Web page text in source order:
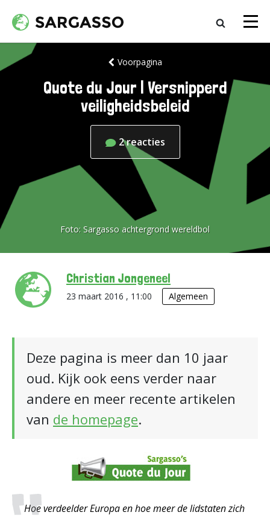
Voorpagina
Quote du Jour | Versnipperd
veiligheidsbeleid
2reacties
Foto: Sargasso achtergrond wereldbol
Christian Jongeneel
23 maart 2016 , 11:00 Algemeen
Deze pagina is meer dan 10 jaar
oud. Kijk ook eens verder naar
andere en meer recente artikelen
van de homepage.
Hoe verdeelder Europa en hoe meer de lidstaten zich